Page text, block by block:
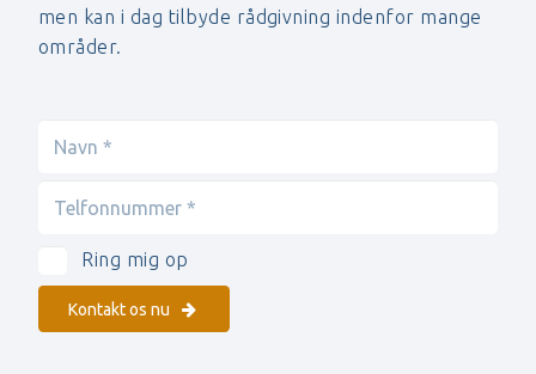
men kan i dag tilbyde rådgivning indenfor mange
områder.
Ring mig op
Kontakt os nu